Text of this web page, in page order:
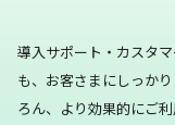
導入サポート・カスタ
も、お客さまにしっかり
ろん、より効果的にご